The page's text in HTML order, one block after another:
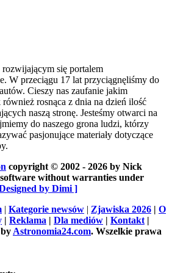
rozwijającym się portalem
W przeciągu 17 lat przyciągnęliśmy do
Cieszy nas zaufanie jakim
rosnąca z dnia na dzień ilość
naszą stronę. Jesteśmy otwarci na
do naszego grona ludzi, którzy
pasjonujące materiały dotyczące
copyright © 2002 - 2026 by Nick
software without warranties under
by Dimi ]
| Kategorie newsów | Zjawiska 2026 | O
| Reklama | Dla mediów | Kontakt |
Astronomia24.com. Wszelkie prawa